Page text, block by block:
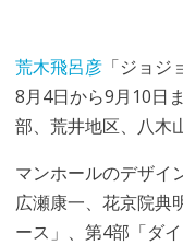
荒木飛呂彦「ジョジ
8月4日から9月10日
部、荒井地区、八木
マンホールのデザイ
広瀬康一、花京院典
ース」、第4部「ダ